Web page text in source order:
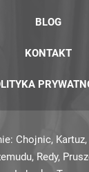
BLOG
KONTAKT
Chojnic, Kartuz,
, Redy,